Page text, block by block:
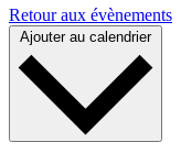
Retour aux évènements
Ajouter au calendrier